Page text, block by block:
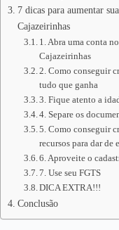
7 dicas para aumentar
Cajazeirinhas
1. Abra uma conta
Cajazeirinhas
2. Como conseguir
tudo que ganha
3. Fique atento a
4. Separe os
5. Como conseguir
recursos para dar de
6. Aproveite o
7. Use seu FGTS
DICA EXTRA!!!
Conclusão